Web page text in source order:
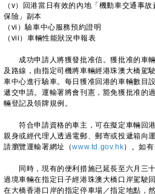
（v）回港當日有效的內地「機動車交通事
保險」副本
（vi）驗車中心服務預約證明
（vii）車輛性能狀況申報表
成功申請人將獲發批准信。獲批准的車輛
及路線，由指定司機將車輛經港珠澳大橋駕
車中心進行驗車。每日獲准回港的車輛數目
遞交申請。運輸署將會刊憲，豁免獲批准的
輛登記及領牌規例。
符合申請資格的車主，可在擬定車輛回港
親身或經代理人透過電郵、郵寄或投遞箱向
請瀏覽運輸署網址（www.td.gov.hk）。如
同時，現有的便利措施已延長至六月三十
過境車輛在指定日子經港珠澳大橋口岸駕駛
在大橋香港口岸的指定停車場／指定地點，